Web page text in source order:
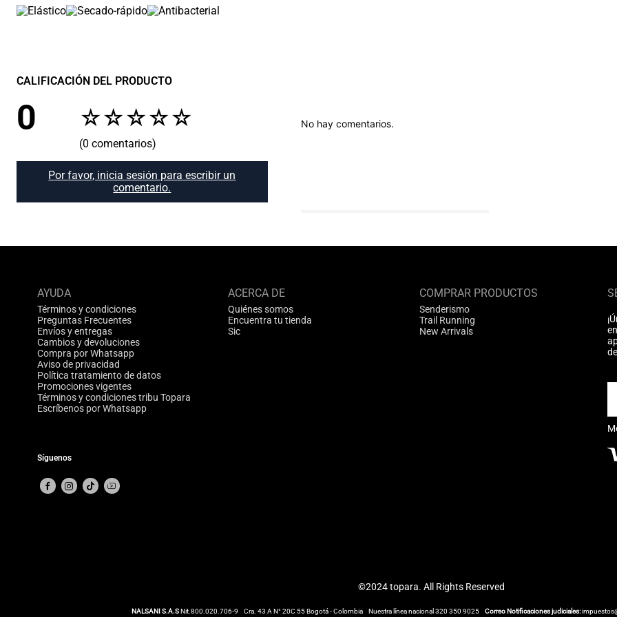
CALIFICACIÓN DEL PRODUCTO
☆☆☆☆☆
0
(0 comentarios)
Por favor, inicia sesión para escribir un
comentario.
No hay comentarios.
AYUDA
Términos y condiciones
Preguntas Frecuentes
Envíos y entregas
Cambios y devoluciones
Compra por Whatsapp
Aviso de privacidad
Política tratamiento de datos
Promociones vigentes
Términos y condiciones tribu Topara
Escríbenos por Whatsapp
ACERCA DE
Quiénes somos
Encuentra tu tienda
Sic
COMPRAR PRODUCTOS
Senderismo
Trail Running
New Arrivals
Síguenos
©2024 topara. All Rights Reserved
NALSANI S.A.SNit.800.020.706-9 Cra. 43 A N° 20C 55 Bogotá - Colombia Nuestra línea nacional 320 350 9025 Correo Notificaciones judiciales: